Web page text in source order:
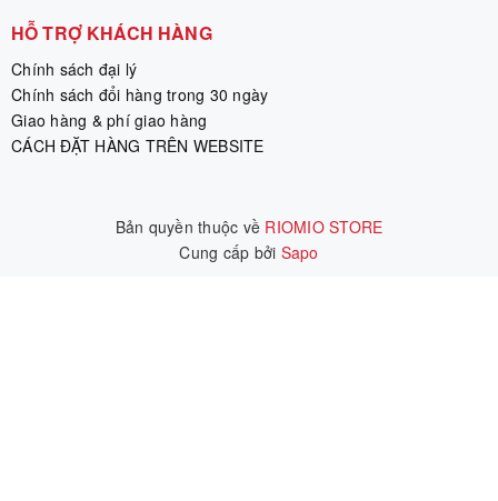
HỖ TRỢ KHÁCH HÀNG
Chính sách đại lý
Chính sách đổi hàng trong 30 ngày
Giao hàng & phí giao hàng
CÁCH ĐẶT HÀNG TRÊN WEBSITE
Bản quyền thuộc về RIOMIO STORE
|
Cung cấp bởi Sapo